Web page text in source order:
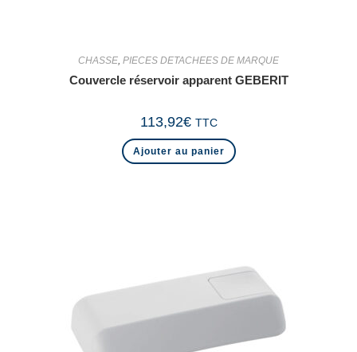
CHASSE, PIECES DETACHEES DE MARQUE
Couvercle réservoir apparent GEBERIT
113,92€ TTC
Ajouter au panier